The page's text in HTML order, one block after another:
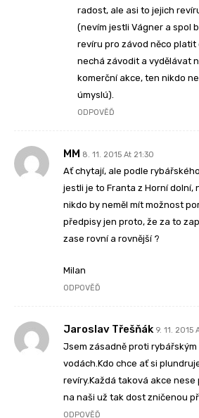
radost, ale asi to jejich
(nevím jestli Vágner a spol
revíru pro závod něco platit
nechá závodit a vydělávat
komerční akce, ten nikdo
úmyslú).
ODPOVĚĎ
MM 8. 11. 2015 At 21:30
Ať chytají, ale podle
jestli je to Franta z Horní dolní,
nikdo by neměl mít možnost
předpisy jen proto, že za to
zase rovní a rovnější ?
Milan
ODPOVĚĎ
Jaroslav Třešňák 9. 11. 2015
Jsem zásadně proti
vodách.Kdo chce ať si
revíry.Každá taková akce
na naši už tak dost zničenou
ODPOVĚĎ